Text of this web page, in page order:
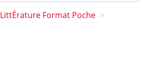
LittÉrature Format Poche >